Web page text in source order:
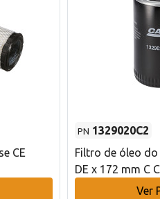
CE
PN 1329020C2
Filtro de óleo
DE x 172 mm C
Ver